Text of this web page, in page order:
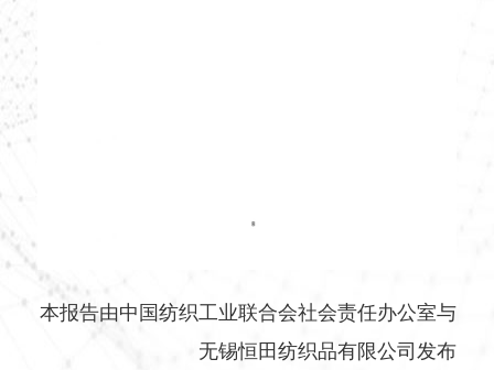
本报告由中国纺织工业联合会社会责任办公室与
无锡恒田纺织品有限公司发布